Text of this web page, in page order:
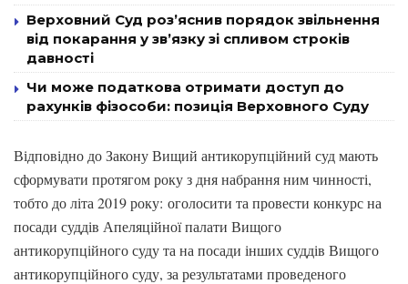
Верховний Суд роз’яснив порядок звільнення
від покарання у зв’язку зі спливом строків
давності
Чи може податкова отримати доступ до
рахунків фізособи: позиція Верховного Суду
Відповідно до Закону Вищий антикорупційний суд мають
сформувати протягом року з дня набрання ним чинності,
тобто до літа 2019 року: оголосити та провести конкурс на
посади суддів Апеляційної палати Вищого
антикорупційного суду та на посади інших суддів Вищого
антикорупційного суду, за результатами проведеного